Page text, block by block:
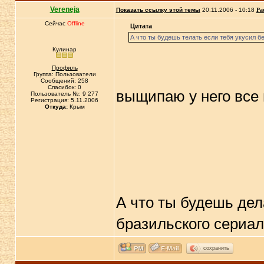
Vereneja Показать ссылку этой темы 20.11.2006 - 10:18
Сейчас Offline
Кулинар
Профиль
Группа: Пользователи
Сообщений: 258
Спасибок: 0
Пользователь №: 9 277
Регистрация: 5.11.2006
Откуда:Крым
Цитата
А что ты будешь телать если тебя укусил
выщипаю у него
А что ты будешь
бразильского
сохранить